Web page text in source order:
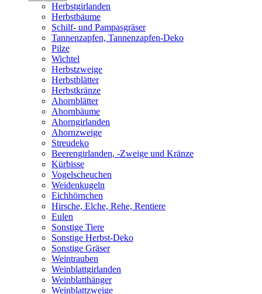
Herbstgirlanden
Herbstbäume
Schilf- und Pampasgräser
Tannenzapfen, Tannenzapfen-Deko
Pilze
Wichtel
Herbstzweige
Herbstblätter
Herbstkränze
Ahornblätter
Ahornbäume
Ahorngirlanden
Ahornzweige
Streudeko
Beerengirlanden, -Zweige und Kränze
Kürbisse
Vogelscheuchen
Weidenkugeln
Eichhörnchen
Hirsche, Elche, Rehe, Rentiere
Eulen
Sonstige Tiere
Sonstige Herbst-Deko
Sonstige Gräser
Weintrauben
Weinblattgirlanden
Weinblatthänger
Weinblattzweige